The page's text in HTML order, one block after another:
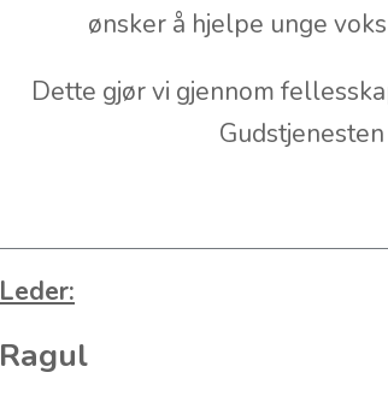
ønsker å hjelpe unge
Dette gjør vi gjennom
Leder:
Ragul